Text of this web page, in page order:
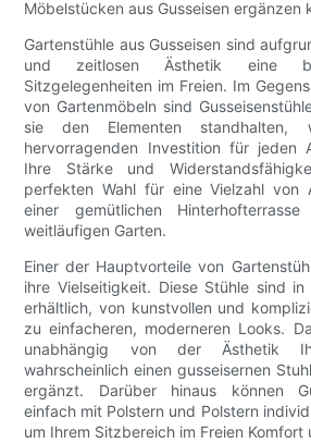
Möbelstücken aus Gusseisen ergänzen
Gartenstühle aus Gusseisen sind
und zeitlosen Ästhetik eine
Sitzgelegenheiten im Freien. Im
von Gartenmöbeln sind
sie den Elementen
hervorragenden Investition für jeden
Ihre Stärke und
perfekten Wahl für eine Vielzahl von
einer gemütlichen
weitläufigen Garten.
Einer der Hauptvorteile von
ihre Vielseitigkeit. Diese Stühle sind in
erhältlich, von kunstvollen und
zu einfacheren, moderneren Looks.
unabhängig von der Ästhetik
wahrscheinlich einen gusseisernen
ergänzt. Darüber hinaus können
einfach mit Polstern und Polstern
um Ihrem Sitzbereich im Freien Komfort